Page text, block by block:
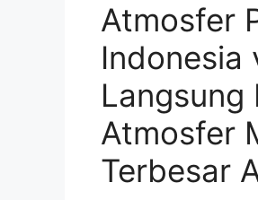
Atmosfer
Indonesia
Langsung
Atmosfer
Terbesar